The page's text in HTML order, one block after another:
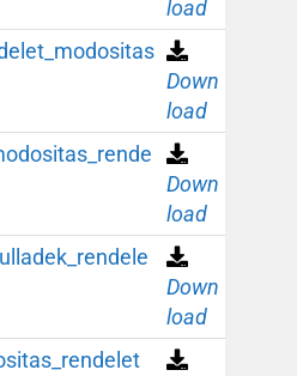
load
Down
load
Down
load
Down
load